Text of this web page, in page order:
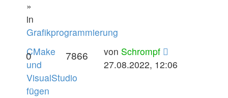
»
in
Grafikprogrammierung
CMake
und
VisualStudio
fügen
0 7866 von Schrompf
27.08.2022, 12:06